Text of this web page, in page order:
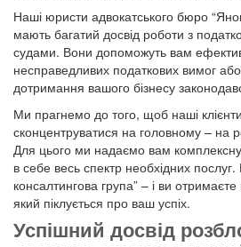
Наші юристи адвокатського бюро
мають багатий досвід роботи з
судами. Вони допоможуть вам
несправедливих податкових вимог
дотримання вашого бізнесу
Ми прагнемо до того, щоб наші
сконцентруватися на головному – на
Для цього ми надаємо вам
в себе весь спектр необхідних послуг.
консалтингова група” – і ви
який піклується про ваш успіх.
Успішний досвід